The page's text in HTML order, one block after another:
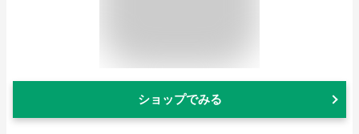
ショップでみる